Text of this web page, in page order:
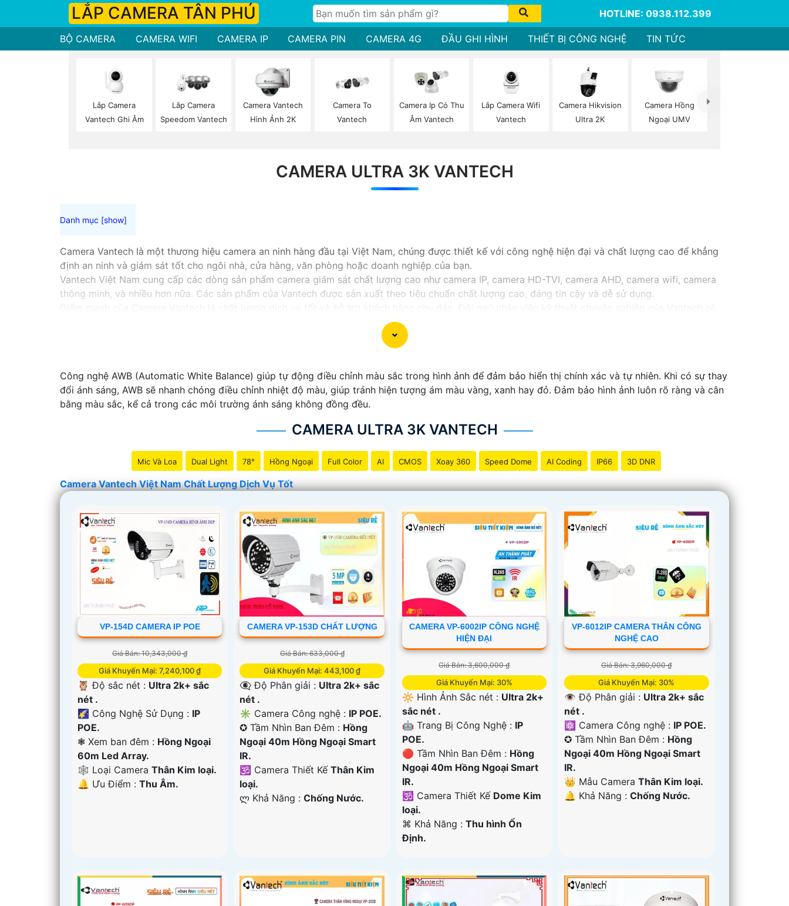
LẮP CAMERA TÂN PHÚ HOTLINE: 0938.112.399
BỘ CAMERA CAMERA WIFI CAMERA IP CAMERA PIN CAMERA 4G ĐẦU GHI HÌNH THIẾT BỊ CÔNG NGHỆ TIN TỨC
Lắp Camera
Vantech Ghi Âm
Lắp Camera
Speedom Vantech
Camera Vantech
Hình Ảnh 2K
Camera To
Vantech
Camera Ip Có Thu
Âm Vantech
Lắp Camera Wifi
Vantech
Camera Hikvision
Ultra 2K
Camera Hồng
Ngoại UMV
CAMERA ULTRA 3K VANTECH
Camera Vantech là một thương hiệu camera an ninh hàng đầu tại Việt Nam, chúng được thiết kế với công nghệ hiện đại và chất lượng cao để khẳng
định an ninh và giám sát tốt cho ngôi nhà, cửa hàng, văn phòng hoặc doanh nghiệp của bạn.
Vantech Việt Nam cung cấp các dòng sản phẩm camera giám sát chất lượng cao như camera IP, camera HD-TVI, camera AHD, camera wifi, camera
thông minh, và nhiều hơn nữa. Các sản phẩm của Vantech được sản xuất theo tiêu chuẩn chất lượng cao, đáng tin cậy và dễ sử dụng.
giúp bạn lựa chọn giải pháp camera phù hợp với nhu cầu và ngân sách của bạn.
Nếu bạn đang tìm kiếm một giải pháp giám sát an ninh tốt cho ngôi nhà hoặc doanh nghiệp của mình, Camera Vantech Việt Nam là một lựa chọn
'Công nghệ AWB (Automatic White Balance) giúp tự động điều chỉnh màu sắc trong hình ảnh để đảm bảo hiển thị chính xác và tự nhiên. Khi có sự thay
đổi ánh sáng, AWB sẽ nhanh chóng điều chỉnh nhiệt độ màu, giúp tránh hiện tượng ám màu vàng, xanh hay đỏ. Đảm bảo hình ảnh luôn rõ ràng và cân
bằng màu sắc, kể cả trong các môi trường ánh sáng không đồng đều.
CAMERA ULTRA 3K VANTECH
Mic Và Loa Dual Light 78° Hồng Ngoại Full Color AI CMOS Xoay 360 Speed Dome AI Coding IP66 3D DNR
Camera Vantech Việt Nam Chất Lượng Dịch Vụ Tốt
VP-154D CAMERA IP POE
Giá Bán: 10,343,000 ₫
Giá Khuyến Mại: 7,240,100 ₫
🦉 Độ sắc nét : Ultra 2k+ sắc
nét .
🌠 Công Nghệ Sử Dụng : IP
POE.
❃ Xem ban đêm : Hồng Ngoại
60m Led Array.
🕸️ Loại Camera Thân Kim loại.
️🔔 Ưu Điểm : Thu Âm.
CAMERA VP-153D CHẤT LƯỢNG
Giá Bán: 633,000 ₫
Giá Khuyến Mại: 443,100 ₫
👁️‍🗨 Độ Phân giải : Ultra 2k+ sắc
nét .
✳️ Camera Công nghệ : IP POE.
✪ Tầm Nhìn Ban Đêm : Hồng
Ngoại 40m Hồng Ngoại Smart
IR.
🕉️ Camera Thiết KếThân Kim
loại.
️ლ Khả Năng :Chống Nước.
CAMERA VP-6002IP CÔNG NGHỆ
HIỆN ĐẠI
Giá Bán: 3,600,000 ₫
Giá Khuyến Mại: 30%
🔆 Hình Ảnh Sắc nét : Ultra 2k+
sắc nét .
🤖️ Trang Bị Công Nghệ : IP
POE.
🔴 Tầm Nhìn Ban Đêm : Hồng
Ngoại 40m Hồng Ngoại Smart
IR.
🕉️ Camera Thiết Kế Dome Kim
loại.
️⌘ Khả Năng : Thu hình Ổn
Định.
VP-6012IP CAMERA THÂN CÔNG
NGHỆ CAO
Giá Bán: 3,960,000 ₫
Giá Khuyến Mại: 30%
👁 Độ Phân giải : Ultra 2k+ sắc
nét .
⚛️ Camera Công nghệ : IP POE.
✪ Tầm Nhìn Ban Đêm : Hồng
Ngoại 40m Hồng Ngoại Smart
IR.
👑 Mẫu CameraThân Kim loại.
️🔔 Khả Năng :Chống Nước.